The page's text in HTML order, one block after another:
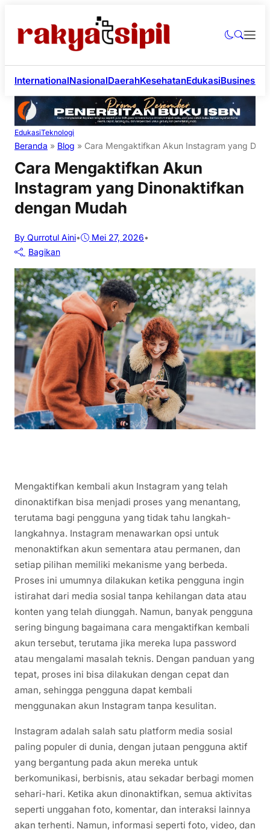
InternationalNasionalDaerahKesehatanEdukasiBusiness
EdukasiTeknologi
Beranda » Blog » Cara Mengaktifkan Akun Instagram yang
Cara Mengaktifkan Akun
Instagram yang Dinonaktifkan
dengan Mudah
By Qurrotul Aini• Mei 27, 2026•
Bagikan
Mengaktifkan kembali akun Instagram yang telah
dinonaktifkan bisa menjadi proses yang menantang,
terutama bagi pengguna yang tidak tahu langkah-
langkahnya. Instagram menawarkan opsi untuk
menonaktifkan akun sementara atau permanen, dan
setiap pilihan memiliki mekanisme yang berbeda.
Proses ini umumnya dilakukan ketika pengguna ingin
istirahat dari media sosial tanpa kehilangan data atau
konten yang telah diunggah. Namun, banyak pengguna
sering bingung bagaimana cara mengaktifkan kembali
akun tersebut, terutama jika mereka lupa password
atau mengalami masalah teknis. Dengan panduan yang
tepat, proses ini bisa dilakukan dengan cepat dan
aman, sehingga pengguna dapat kembali
menggunakan akun Instagram tanpa kesulitan.
Instagram adalah salah satu platform media sosial
paling populer di dunia, dengan jutaan pengguna aktif
yang bergantung pada akun mereka untuk
berkomunikasi, berbisnis, atau sekadar berbagi momen
sehari-hari. Ketika akun dinonaktifkan, semua aktivitas
seperti unggahan foto, komentar, dan interaksi lainnya
akan terhenti. Namun, informasi seperti foto, video, dan